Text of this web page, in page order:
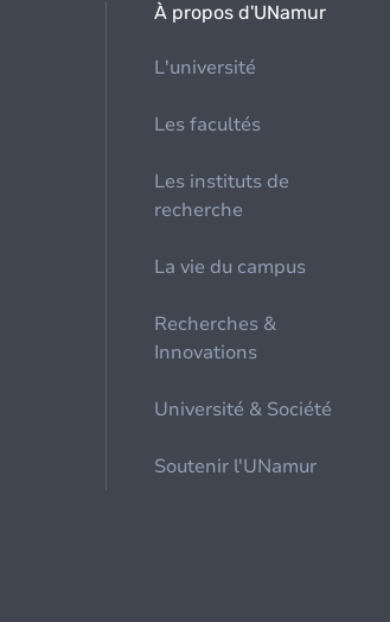
À propos d'UNamur
L'université
Les facultés
Les instituts de
recherche
La vie du campus
Recherches &
Innovations
Université & Société
Soutenir l'UNamur